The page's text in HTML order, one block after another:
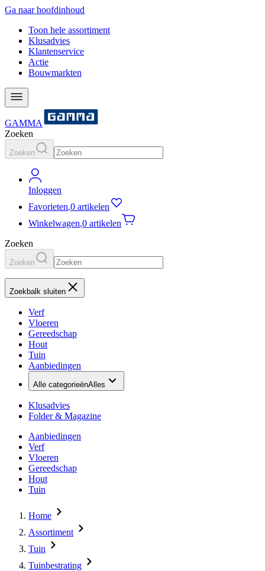
Ga naar hoofdinhoud
Toon hele assortiment
Klusadvies
Klantenservice
Actie
Bouwmarkten
GAMMA
Zoeken
Zoeken
Inloggen
Favorieten,0 artikelen
Winkelwagen,0 artikelen
Zoeken
Zoeken
Zoekbalk sluiten
Verf
Vloeren
Gereedschap
Hout
Tuin
Aanbiedingen
Alle categorieënAlles
Klusadvies
Folder & Magazine
Aanbiedingen
Verf
Vloeren
Gereedschap
Hout
Tuin
Home
Assortiment
Tuin
Tuinbestrating